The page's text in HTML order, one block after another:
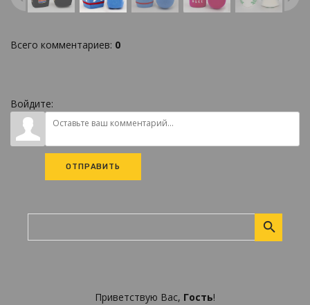
Приветствую Вас, Гость!
Всего комментариев: 0
Войдите:
ОТПРАВИТЬ